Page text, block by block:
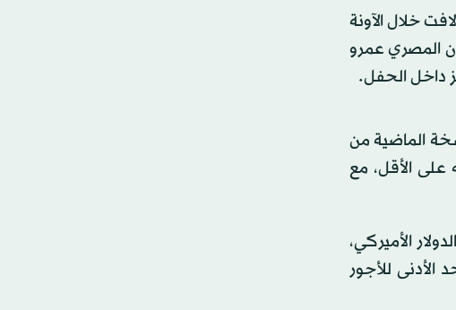
خلال الآونة
في البنوك) بحفل الفنان المصري عمرو
الماضية من
في وقت سجَّل فيه متوسط أسعار التذاكر في الحفلات الجماهيرية 500 جنيه على الأقل، مع
الأميركي،
للأجور